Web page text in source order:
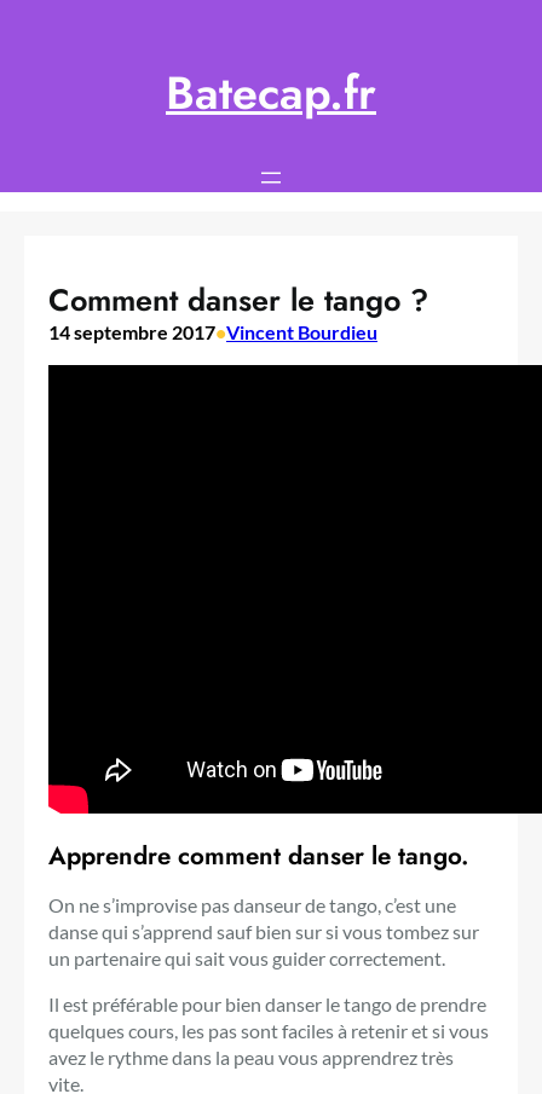
Batecap.fr
Comment danser le tango ?
14 septembre 2017•Vincent Bourdieu
Apprendre comment danser le tango.
On ne s’improvise pas danseur de tango, c’est une
danse qui s’apprend sauf bien sur si vous tombez sur
un partenaire qui sait vous guider correctement.
Il est préférable pour bien danser le tango de prendre
quelques cours, les pas sont faciles à retenir et si vous
avez le rythme dans la peau vous apprendrez très
vite.